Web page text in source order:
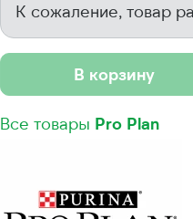
К сожаление, товар
В корзину
Все товары Pro Plan